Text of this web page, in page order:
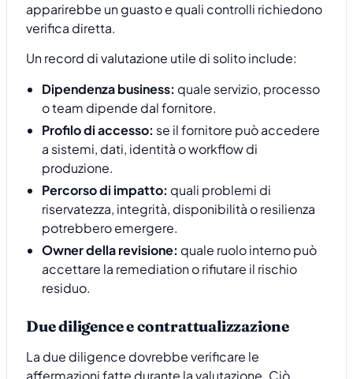
apparirebbe un guasto e quali controlli richiedono
verifica diretta.
Un record di valutazione utile di solito include:
Dipendenza business: quale servizio, processo
o team dipende dal fornitore.
Profilo di accesso: se il fornitore può accedere
a sistemi, dati, identità o workflow di
produzione.
Percorso di impatto: quali problemi di
riservatezza, integrità, disponibilità o resilienza
potrebbero emergere.
Owner della revisione: quale ruolo interno può
accettare la remediation o rifiutare il rischio
residuo.
Due diligence e contrattualizzazione
La due diligence dovrebbe verificare le
affermazioni fatte durante la valutazione. Ciò